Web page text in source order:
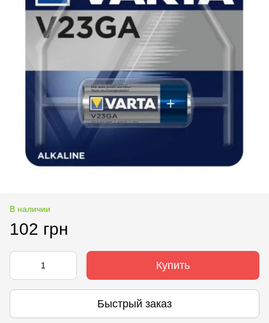
В наличии
102 грн
Купить
Быстрый заказ